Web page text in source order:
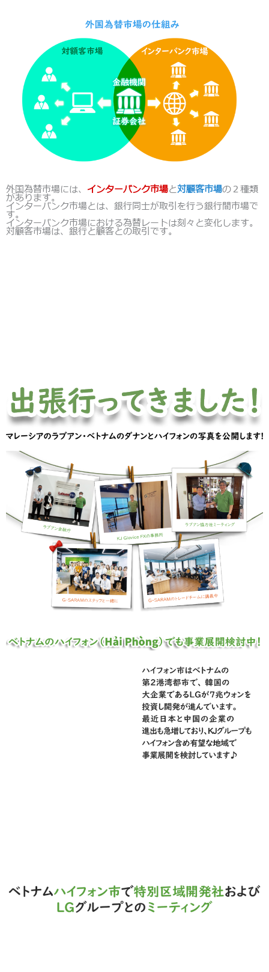
外国為替市場には、 インターバンク市場と対顧客市場の２種類
があります。
インターバンク市場とは、銀行同士が取引を行う銀行間市場で
す。
インターバンク市場における為替レートは刻々と変化します。
対顧客市場は、銀行と顧客との取引です。